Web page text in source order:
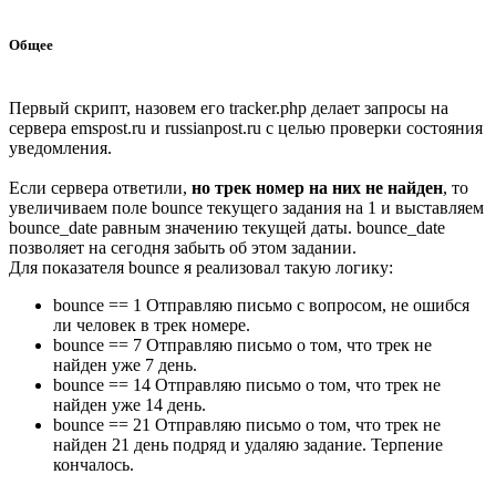
Общее
Первый скрипт, назовем его tracker.php делает запросы на
сервера emspost.ru и russianpost.ru с целью проверки состояния
уведомления.
Если сервера ответили, но трек номер на них не найден, то
увеличиваем поле bounce текущего задания на 1 и выставляем
bounce_date равным значению текущей даты. bounce_date
позволяет на сегодня забыть об этом задании.
Для показателя bounce я реализовал такую логику:
bounce == 1 Отправляю письмо с вопросом, не ошибся
ли человек в трек номере.
bounce == 7 Отправляю письмо о том, что трек не
найден уже 7 день.
bounce == 14 Отправляю письмо о том, что трек не
найден уже 14 день.
bounce == 21 Отправляю письмо о том, что трек не
найден 21 день подряд и удаляю задание. Терпение
кончалось.